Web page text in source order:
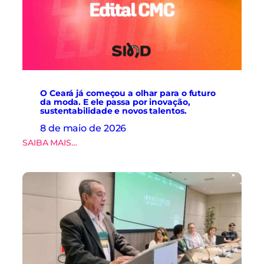
m
q
u
s
.
l
t
a
e
d
a
d
s
n
o
v
a
ç
ã
o
n
O Ceará já começou a olhar para o futuro
da moda. E ele passa por inovação,
sustentabilidade e novos talentos.
8 de maio de 2026
SAIBA MAIS…:
e
a
r
á
j
á
c
o